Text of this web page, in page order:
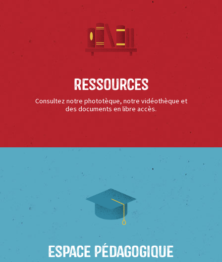
Ressources
Consultez notre phototèque, notre vidéothèque et
des documents en libre accès.
Espace Pédagogique